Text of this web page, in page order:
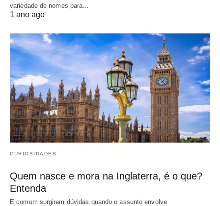
variedade de nomes para…
1 ano ago
CURIOSIDADES
Quem nasce e mora na Inglaterra, é o que?
Entenda
É comum surgirem dúvidas quando o assunto envolve